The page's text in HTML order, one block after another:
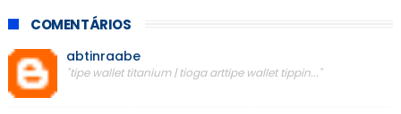
COMENTÁRIOS
abtinraabe
"tipe wallet titanium | tioga arttipe wallet tippin..."